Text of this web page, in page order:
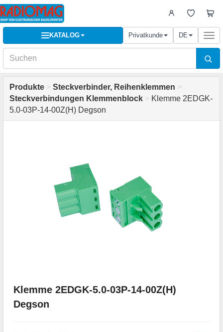
KATALOG Privatkunde DE
Produkte > Steckverbinder, Reihenklemmen >
Steckverbindungen Klemmenblock > Klemme 2EDGK-
5.0-03P-14-00Z(H) Degson
Klemme 2EDGK-5.0-03P-14-00Z(H)
Degson